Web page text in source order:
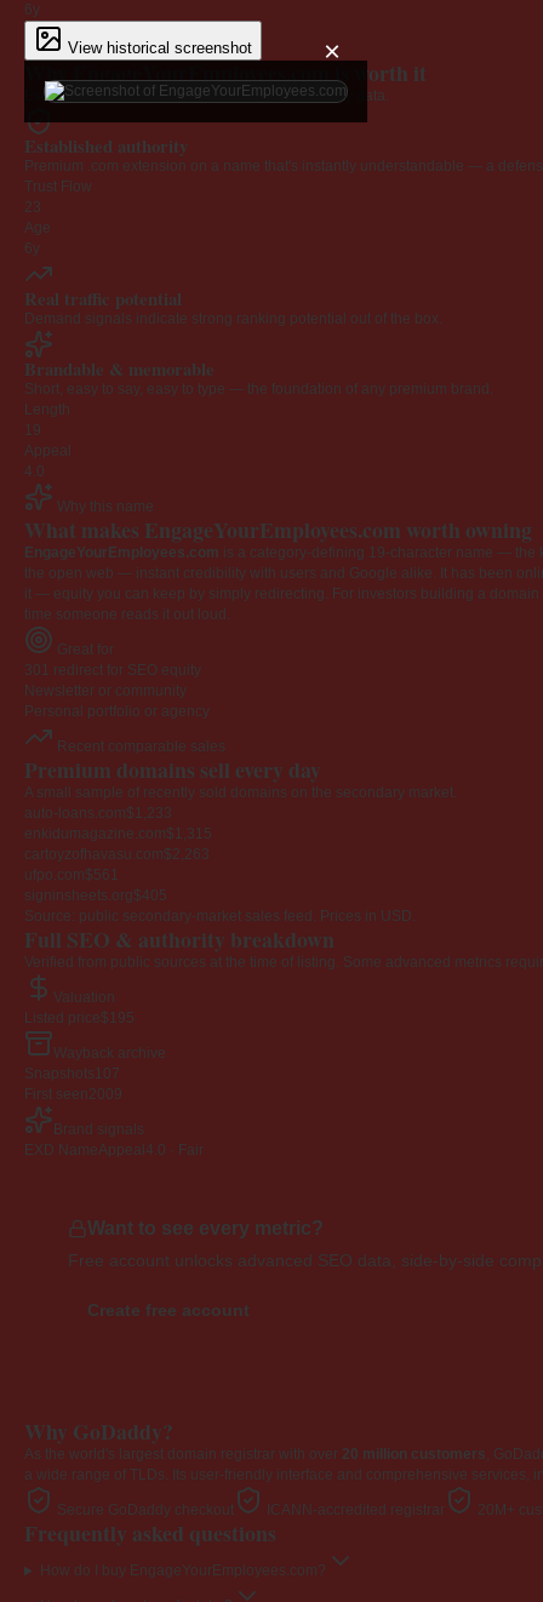
6y
View historical screenshot ×
Why EngageYourEmployees.com is worth it
Every claim below is backed by verified third-party data.
Established authority
Premium .com extension on a name that's instantly understandable — a
Trust Flow
23
Age
6y
Real traffic potential
Demand signals indicate strong ranking potential out of the box.
Brandable & memorable
Short, easy to say, easy to type — the foundation of any premium brand.
Length
19
Appeal
4.0
Why this name
What makes EngageYourEmployees.com worth owning
EngageYourEmployees.com is a category-defining 19-character name — the
the open web — instant credibility with users and Google alike. It has been
it — equity you can keep by simply redirecting. For investors building a
time someone reads it out loud.
Great for
301 redirect for SEO equity
Newsletter or community
Personal portfolio or agency
Recent comparable sales
Premium domains sell every day
A small sample of recently sold domains on the secondary market.
auto-loans.com$1,233
enkidumagazine.com$1,315
cartoyzofhavasu.com$2,263
ufpo.com$561
signinsheets.org$405
Source: public secondary-market sales feed. Prices in USD.
Full SEO & authority breakdown
Verified from public sources at the time of listing. Some advanced metrics
Valuation
Listed price$195
Wayback archive
Snapshots 107
First seen2009
Brand signals
EXD NameAppeal 4.0 · Fair
Want to see every metric?
Free account unlocks advanced SEO data, side-by-side
Create free account
Why GoDaddy?
As the world's largest domain registrar with over 20 million customers,
a wide range of TLDs. Its user-friendly interface and comprehensive
Secure GoDaddy checkout ICANN-accredited registrar 20M+
Frequently asked questions
How do I buy EngageYourEmployees.com?